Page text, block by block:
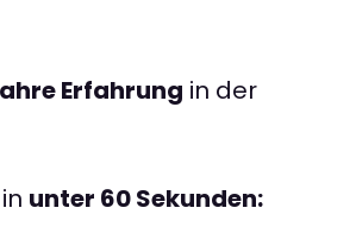
Erfahrung in der
unter 60 Sekunden: